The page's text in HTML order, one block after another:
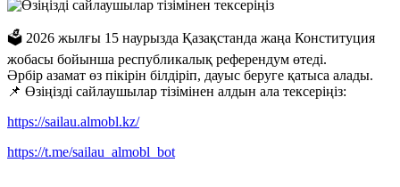
🗳 2026 жылғы 15 наурызда Қазақстанда жаңа Конституция
жобасы бойынша республикалық референдум өтеді.
Әрбір азамат өз пікірін білдіріп, дауыс беруге қатыса алады.
📌 Өзіңізді сайлаушылар тізімінен алдын ала тексеріңіз:
https://sailau.almobl.kz/
https://t.me/sailau_almobl_bot